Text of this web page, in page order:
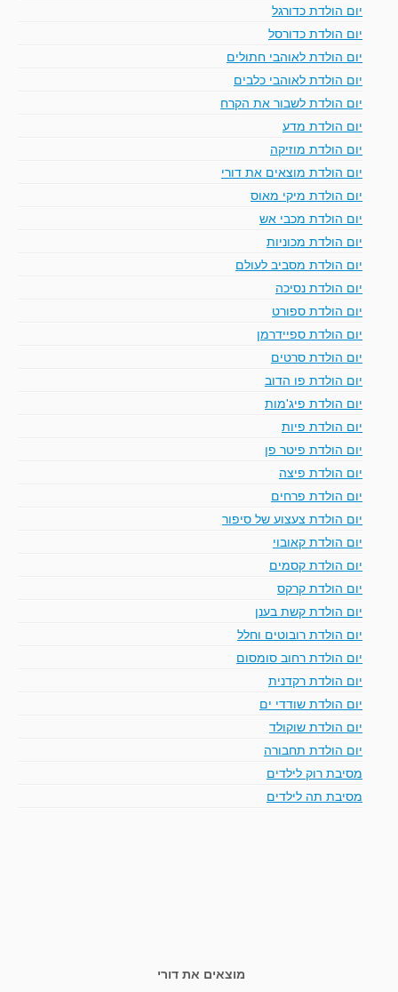
יום הולדת כדורגל
יום הולדת כדורסל
יום הולדת לאוהבי חתולים
יום הולדת לאוהבי כלבים
יום הולדת לשבור את הקרח
יום הולדת מדע
יום הולדת מוזיקה
יום הולדת מוצאים את דורי
יום הולדת מיקי מאוס
יום הולדת מכבי אש
יום הולדת מכוניות
יום הולדת מסביב לעולם
יום הולדת נסיכה
יום הולדת ספורט
יום הולדת ספיידרמן
יום הולדת סרטים
יום הולדת פו הדוב
יום הולדת פיג'מות
יום הולדת פיות
יום הולדת פיטר פן
יום הולדת פיצה
יום הולדת פרחים
יום הולדת צעצוע של סיפור
יום הולדת קאובוי
יום הולדת קסמים
יום הולדת קרקס
יום הולדת קשת בענן
יום הולדת רובוטים וחלל
יום הולדת רחוב סומסום
יום הולדת רקדנית
יום הולדת שודדי ים
יום הולדת שוקולד
יום הולדת תחבורה
מסיבת רוק לילדים
מסיבת תה לילדים
מוצאים את דורי